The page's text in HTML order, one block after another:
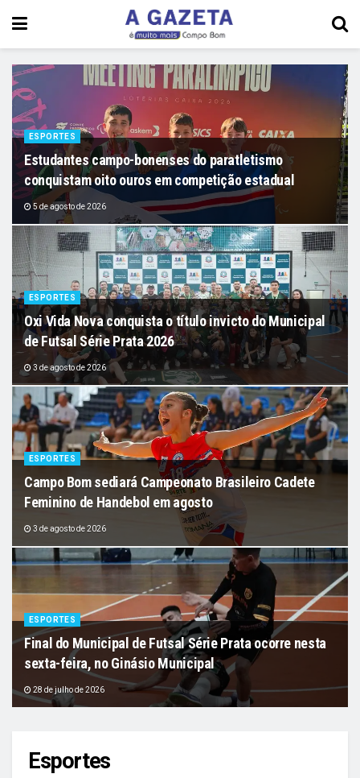
ESPORTES
Estudantes campo-bonenses do paratletismo
conquistam oito ouros em competição estadual
5 de agosto de 2026
ESPORTES
Oxi Vida Nova conquista o título invicto do Municipal
de Futsal Série Prata 2026
3 de agosto de 2026
ESPORTES
Campo Bom sediará Campeonato Brasileiro Cadete
Feminino de Handebol em agosto
3 de agosto de 2026
ESPORTES
Final do Municipal de Futsal Série Prata ocorre nesta
sexta-feira, no Ginásio Municipal
28 de julho de 2026
Esportes